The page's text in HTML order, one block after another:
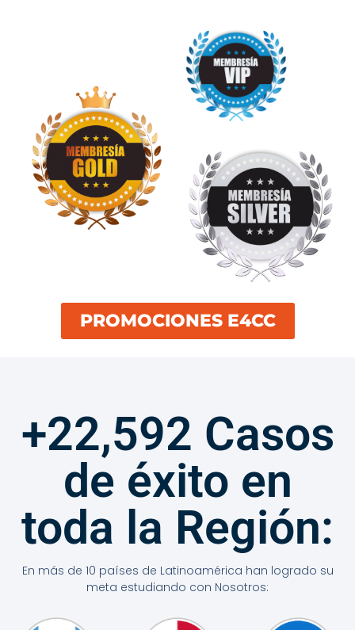
PROMOCIONES E4CC
+22,592 Casos
de éxito en
toda la Región:
En más de 10 países de Latinoamérica han logrado su
meta estudiando con Nosotros: